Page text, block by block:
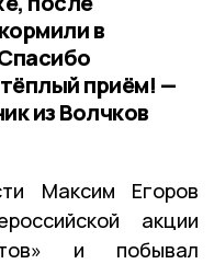
в
приём! —
из Волчков
Максим Егоров
акции
и побывал